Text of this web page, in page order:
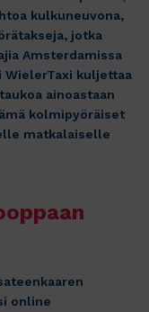
kulkuneuvona,
jotka
Amsterdamissa
WielerTaxi kuljettaa
ainoastaan
kolmipyöräiset
matkalaiselle